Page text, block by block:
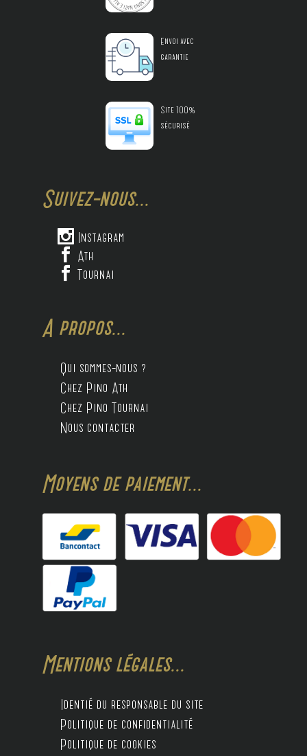
Envoi avec
garantie
Site 100%
sécurisé
Suivez-nous...
 Instagram
 Ath
 Tournai
A propos...
Qui sommes-nous ?
Chez Pino Ath
Chez Pino Tournai
Nous contacter
Moyens de paiement...
Mentions légales...
Identié du responsable du site
Politique de confidentialité
Politique de cookies